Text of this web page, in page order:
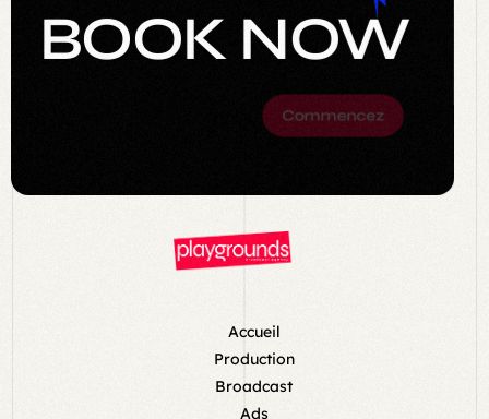
BOOK NOW
Commencez
Accueil
Production
Broadcast
Ads